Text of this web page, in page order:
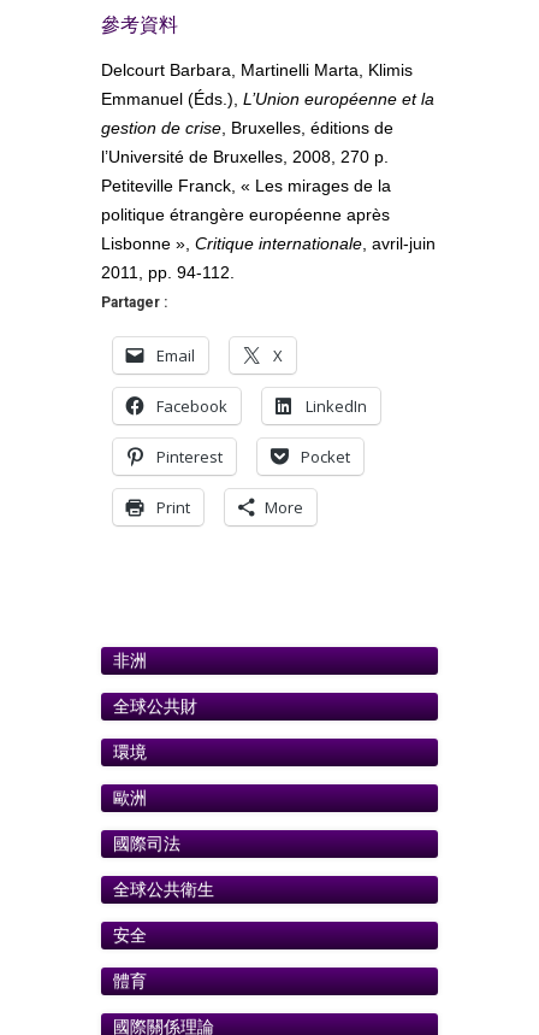
參考資料
Delcourt Barbara, Martinelli Marta, Klimis
Emmanuel (Éds.), L’Union européenne et la
gestion de crise , Bruxelles, éditions de
l’Université de Bruxelles, 2008, 270 p.
Petiteville Franck, « Les mirages de la
politique étrangère européenne après
Lisbonne », Critique internationale , avril-juin
2011, pp. 94-112.
Partager :
Email X
Facebook LinkedIn
Pinterest Pocket
Print More
非洲
全球公共財
環境
歐洲
國際司法
全球公共衛生
安全
體育
國際關係理論